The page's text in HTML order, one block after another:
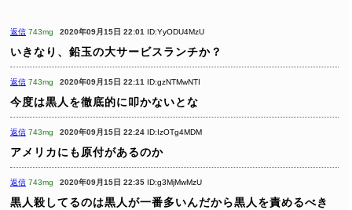
返信 743mg 2020年09月15日 22:01 ID:YyODU4MzU
いきなり、鉛玉の大サービスランチか？
返信 743mg 2020年09月15日 22:11 ID:gzNTMwNTI
今度は黒人を徹底的に叩かないとな
返信 743mg 2020年09月15日 22:24 ID:IzOTg4MDM
アメリカにも原付があるのか
返信 743mg 2020年09月15日 22:35 ID:g3MjMwMzU
黒人殺してるのは黒人が一番多いんだから黒人を責めるべき